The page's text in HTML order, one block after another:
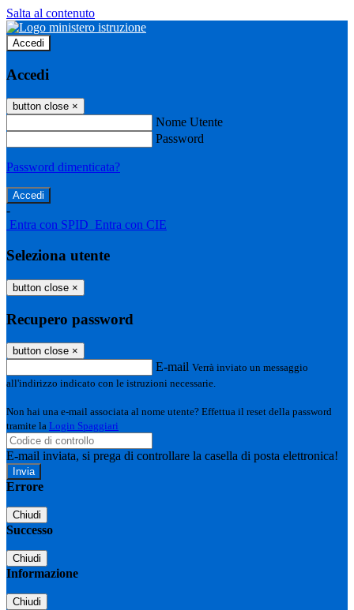
Salta al contenuto
Accedi
Accedi
button close ×
Nome Utente
Password
Password dimenticata?
-
Entra con SPID Entra con CIE
Seleziona utente
button close ×
Recupero password
button close ×
E-mail Verrà inviato un messaggio
all'indirizzo indicato con le istruzioni necessarie.
Non hai una e-mail associata al nome utente? Effettua il reset della password
tramite la Login Spaggiari
E-mail inviata, si prega di controllare la casella di posta elettronica!
Errore
Chiudi
Successo
Chiudi
Informazione
Chiudi